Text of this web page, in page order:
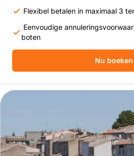
Flexibel betalen in maximaal 3
Eenvoudige
boten
Nu boeken